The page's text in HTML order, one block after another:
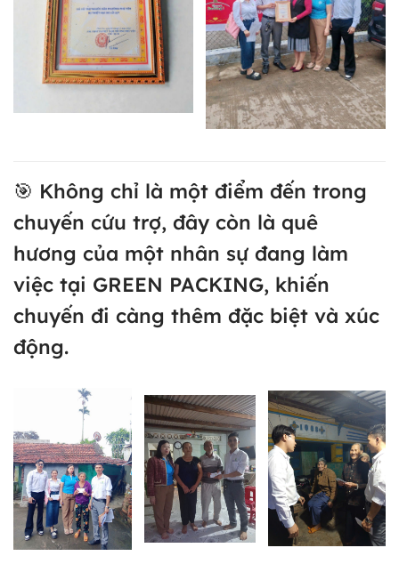
🎯 Không chỉ là một điểm đến trong
chuyến cứu trợ, đây còn là quê
hương của một nhân sự đang làm
việc tại GREEN PACKING, khiến
chuyến đi càng thêm đặc biệt và xúc
động.